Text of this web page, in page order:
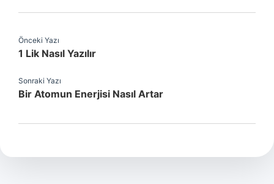
Önceki Yazı
1 Lik Nasıl Yazılır
Sonraki Yazı
Bir Atomun Enerjisi Nasıl Artar